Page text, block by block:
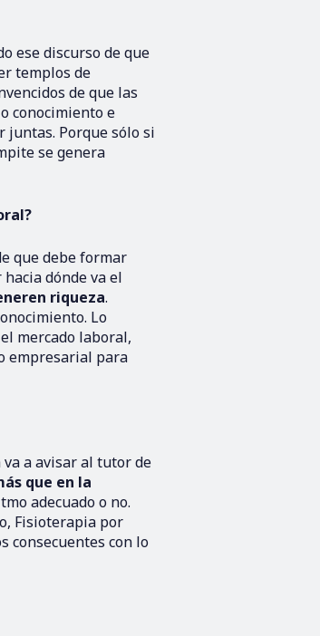
ese discurso de que
templos de
de que las
conocimiento e
juntas. Porque sólo si
se genera
que debe formar
dónde va el
riqueza.
Lo
mercado laboral,
empresarial para
a avisar al tutor de
que en la
adecuado o no.
Fisioterapia por
consecuentes con lo